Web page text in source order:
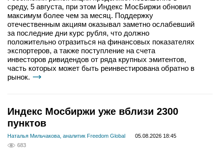
среду, 5 августа, при этом Индекс МосБиржи обновил
максимум более чем за месяц. Поддержку
отечественным акциям оказывал заметно ослабевший
за последние дни курс рубля, что должно
положительно отразиться на финансовых показателях
экспортеров, а также поступление на счета
инвесторов дивидендов от ряда крупных эмитентов,
часть которых может быть реинвестирована обратно в
рынок.
Индекс Мосбиржи уже вблизи 2300
пунктов
Наталья Мильчакова, аналитик Freedom Global
05.08.2026 18:45
683